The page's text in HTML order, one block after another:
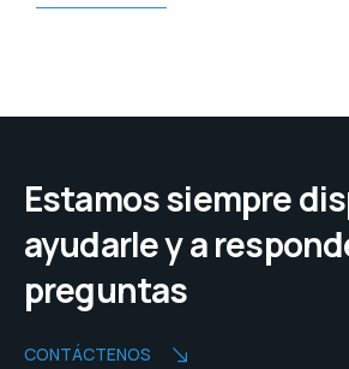
Estamos siempre
ayudarle y a
preguntas
CONTÁCTENOS